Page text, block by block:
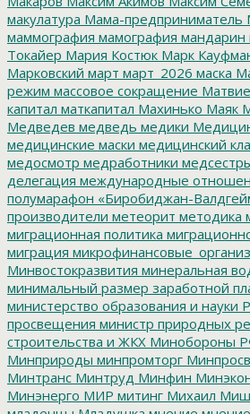
макулатура Мама-предприниматель
маммография мамография мандарин
Токайер Мария Костюк Марк
Марковский март март_2026 маска
режим массовое сокращение
капитал маткапитал Махинько Маяк
Медведев медведь медики
медицинские маски медицинский
медосмотр медработники
делегация международные
полумарафон «Биробиджан-
производители метеорит методика
миграционная политика
миграция
Минвостокразвития минеральная
минимальный размер заработной
министерство образования и науки
просвещения министр природных
строительства и ЖКХ Минобороны
Минприроды минпромторг
Минтранс Минтруд Минфин
Минэнерго МИР митинг Михаил